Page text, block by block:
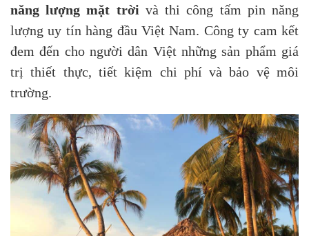
năng lượng mặt trời và thi công tấm pin năng
lượng uy tín hàng đầu Việt Nam. Công ty cam kết
đem đến cho người dân Việt những sản phẩm giá
trị thiết thực, tiết kiệm chi phí và bảo vệ môi
trường.